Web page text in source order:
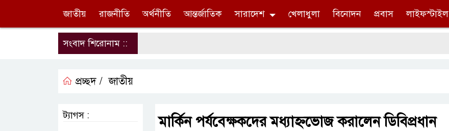
জাতীয় রাজনীতি অর্থনীতি আন্তর্জাতিক সারাদেশ খেলাধুলা বিনোদন প্রবাস লাইফস্টাইল
সংবাদ শিরোনাম ::
প্রচ্ছদ / জাতীয়
মার্কিন পর্যবেক্ষকদের মধ্যাহ্নভোজ করালেন ডিবিপ্রধান
ট্যাগস :